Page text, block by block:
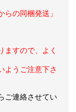
の同梱発送」
ますので、よく
ようご注意下さ
ご連絡させてい